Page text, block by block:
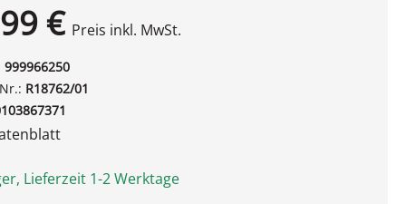
€ Preis inkl. MwSt.
999966250
R18762/01
Lieferzeit 1-2 Werktage